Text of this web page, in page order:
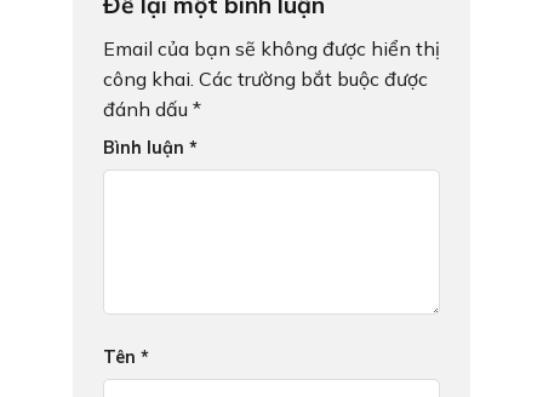
Email của bạn sẽ không được hiển thị
công khai. Các trường bắt buộc được
đánh dấu *
Bình luận *
Tên *